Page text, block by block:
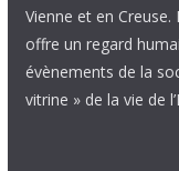
Vienne et en Creuse.
offre un regard
évènements de la
vitrine » de la vie de